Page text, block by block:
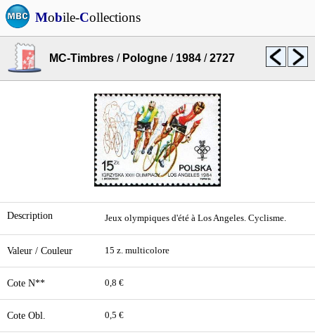
Mobile-Collections
MC-Timbres / Pologne / 1984 /2727
Description Jeux olympiques d'été à Los Angeles. Cyclisme.
Valeur / Couleur 15 z. multicolore
Cote N** 0,8 €
Cote Obl. 0,5 €